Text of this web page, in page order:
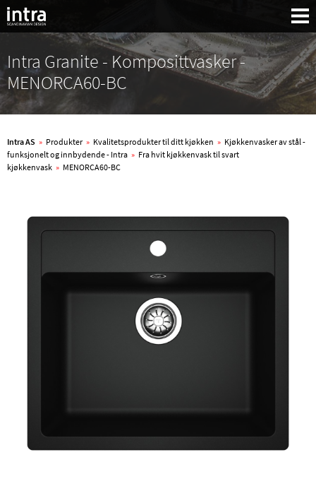
Intra Granite - Komposittvasker -
MENORCA60-BC
Intra AS » Produkter » Kvalitetsprodukter til ditt kjøkken » Kjøkkenvasker av stål -
funksjonelt og innbydende - Intra » Fra hvit kjøkkenvask til svart
kjøkkenvask » MENORCA60-BC